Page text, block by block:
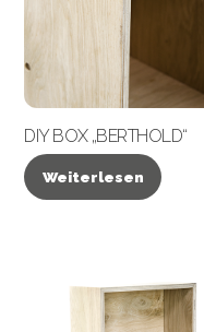
DIY BOX „BERTHOLD“
Weiterlesen